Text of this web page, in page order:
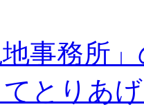
地事務所
とりあ